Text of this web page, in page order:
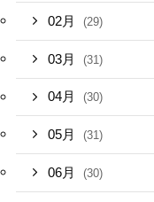
02月 (29)
03月 (31)
04月 (30)
05月 (31)
06月 (30)